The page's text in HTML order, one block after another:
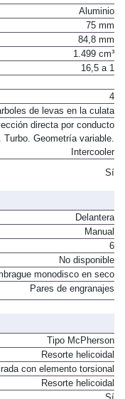
Aluminio
75 mm
84,8 mm
1.499 cm³
16,5 a 1
4
de levas en la culata
directa por conducto
Turbo. Geometría variable.
Intercooler
Sí
Delantera
Manual
6
No disponible
monodisco en seco
Pares de engranajes
Tipo McPherson
Resorte helicoidal
con elemento torsional
Resorte helicoidal